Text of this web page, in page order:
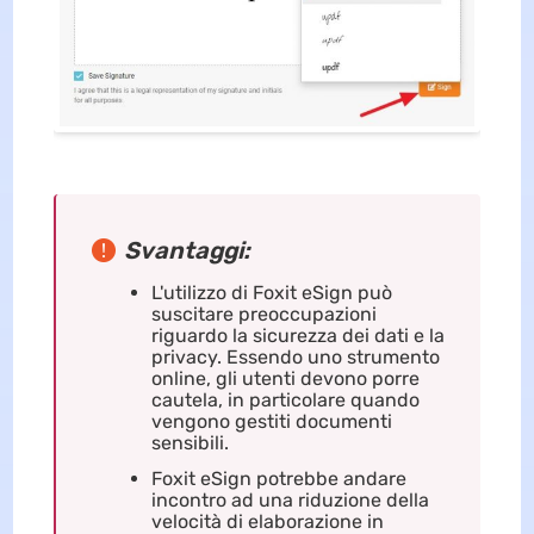
Svantaggi:
L'utilizzo di Foxit eSign può
suscitare preoccupazioni
riguardo la sicurezza dei dati e la
privacy. Essendo uno strumento
online, gli utenti devono porre
cautela, in particolare quando
vengono gestiti documenti
sensibili.
Foxit eSign potrebbe andare
incontro ad una riduzione della
velocità di elaborazione in